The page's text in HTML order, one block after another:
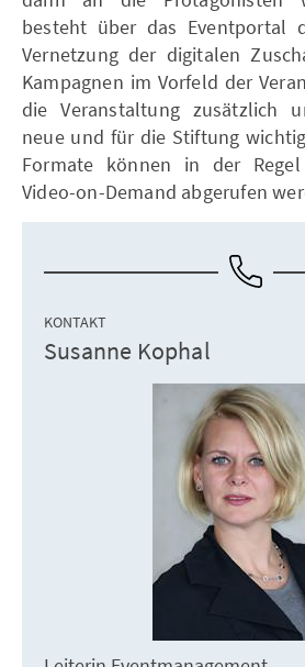
besteht über das Eventportal
Vernetzung der digitalen
Kampagnen im Vorfeld der
die Veranstaltung zusätzlich
neue und für die Stiftung
Formate können in der
Video-on-Demand abgerufen
KONTAKT
Susanne Kophal